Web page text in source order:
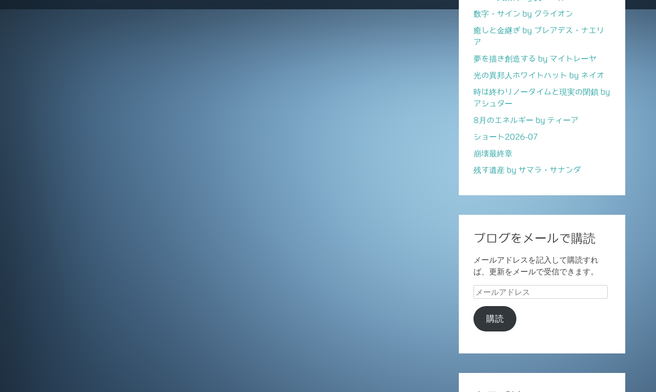
数字・サイン by クライオン
癒しと金継ぎ by プレアデス・ナエリ
ア
夢を描き創造する by マイトレーヤ
光の異邦人ホワイトハット by ネイオ
時は終わりノータイムと現実の閉鎖 by
アシュター
8月のエネルギー by ティーア
ショート2026-07
崩壊最終章
残す遺産 by サマラ・サナンダ
ブログをメールで購読
メールアドレスを記入して購読すれ
ば、更新をメールで受信できます。
メ
ル
ア
購読